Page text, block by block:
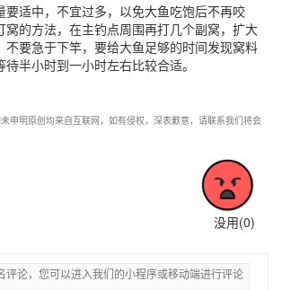
要适中，不宜过多，以免大鱼吃饱后不再咬
窝的方法，在主钓点周围再打几个副窝，扩大
不要急于下竿，要给大鱼足够的时间发现窝料
半小时到一小时左右比较合适。
申明原创均来自互联网，如有侵权，深表歉意，请联系我们将会
没用(0)